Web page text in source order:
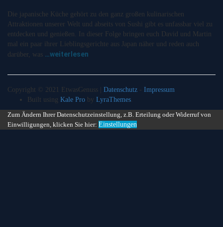
Die japanische Küche gehört zu den ganz großen kulinarischen
Attraktionen unserer Welt und abseits von Sushi gibt es unfassbar viel zu
entdecken und genießen. In dieser Folge bringen euch David und Martin
mal ein paar ihrer Lieblingsgerichte aus Japan näher und reden auch
darüber, was …weiterlesen
Copyright © 2021 EtwasGenuss | Datenschutz - Impressum
Built using Kale Pro by LyraThemes
Zum Ändern Ihrer Datenschutzeinstellung, z.B. Erteilung oder Widerruf von
Einwilligungen, klicken Sie hier: Einstellungen